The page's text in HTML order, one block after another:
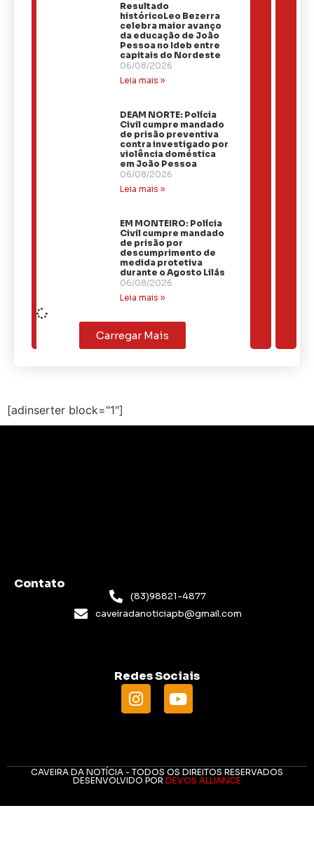
Resultado
históricoLeo Bezerra
celebra maior avanço
da educação de João
Pessoa no Ideb entre
capitais do Nordeste
06/08/2026
Leia mais »
DEAM NORTE: Polícia
Civil cumpre mandado
de prisão preventiva
contra investigado por
violência doméstica
em João Pessoa
06/08/2026
Leia mais »
EM MONTEIRO: Polícia
Civil cumpre mandado
de prisão por
descumprimento de
medida protetiva
durante o Agosto Lilás
06/08/2026
Leia mais »
Carregar Mais
[adinserter block="1"]
Contato
(83)98821-4877
caveiradanoticiapb@gmail.com
Redes Sociais
CAVEIRA DA NOTÍCIA - TODOS OS DIREITOS RESERVADOS
DESENVOLVIDO POR DEVOS ALLIANCE